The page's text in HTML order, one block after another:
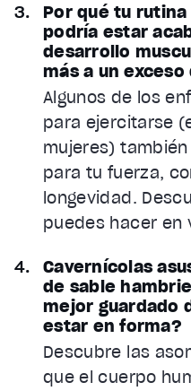
Por qué tu
podría estar
desarrollo
más a un exceso
Algunos de los
para ejercitarse
mujeres)
para tu fuerza,
longevidad.
puedes hacer en
Cavernícolas
de sable
mejor guardado
estar en forma?
Descubre las
que el cuerpo